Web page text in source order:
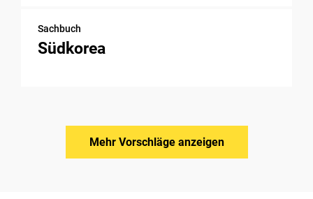
Sachbuch
Südkorea
Mehr Vorschläge anzeigen